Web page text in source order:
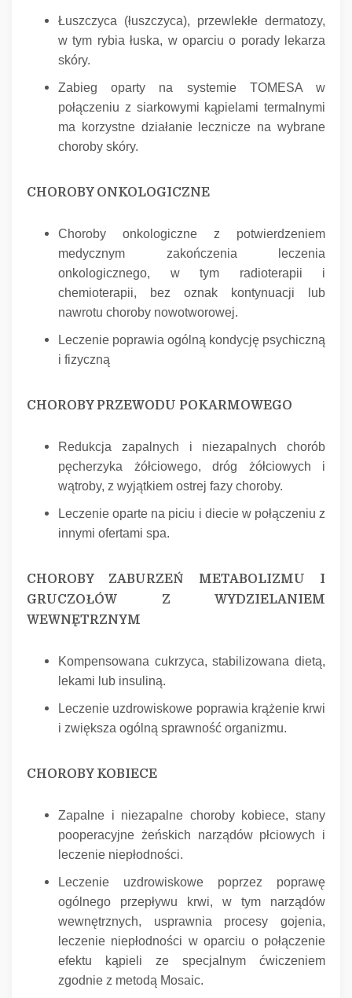
Łuszczyca (łuszczyca), przewlekłe dermatozy,
w tym rybia łuska, w oparciu o porady lekarza
skóry.
Zabieg oparty na systemie TOMESA w
połączeniu z siarkowymi kąpielami termalnymi
ma korzystne działanie lecznicze na wybrane
choroby skóry.
CHOROBY ONKOLOGICZNE
Choroby onkologiczne z potwierdzeniem
medycznym zakończenia leczenia
onkologicznego, w tym radioterapii i
chemioterapii, bez oznak kontynuacji lub
nawrotu choroby nowotworowej.
Leczenie poprawia ogólną kondycję psychiczną
i fizyczną
CHOROBY PRZEWODU POKARMOWEGO
Redukcja zapalnych i niezapalnych chorób
pęcherzyka żółciowego, dróg żółciowych i
wątroby, z wyjątkiem ostrej fazy choroby.
Leczenie oparte na piciu i diecie w połączeniu z
innymi ofertami spa.
CHOROBY ZABURZEŃ METABOLIZMU I
GRUCZOŁÓW Z WYDZIELANIEM
WEWNĘTRZNYM
Kompensowana cukrzyca, stabilizowana dietą,
lekami lub insuliną.
Leczenie uzdrowiskowe poprawia krążenie krwi
i zwiększa ogólną sprawność organizmu.
CHOROBY KOBIECE
Zapalne i niezapalne choroby kobiece, stany
pooperacyjne żeńskich narządów płciowych i
leczenie niepłodności.
Leczenie uzdrowiskowe poprzez poprawę
ogólnego przepływu krwi, w tym narządów
wewnętrznych, usprawnia procesy gojenia,
leczenie niepłodności w oparciu o połączenie
efektu kąpieli ze specjalnym ćwiczeniem
zgodnie z metodą Mosaic.